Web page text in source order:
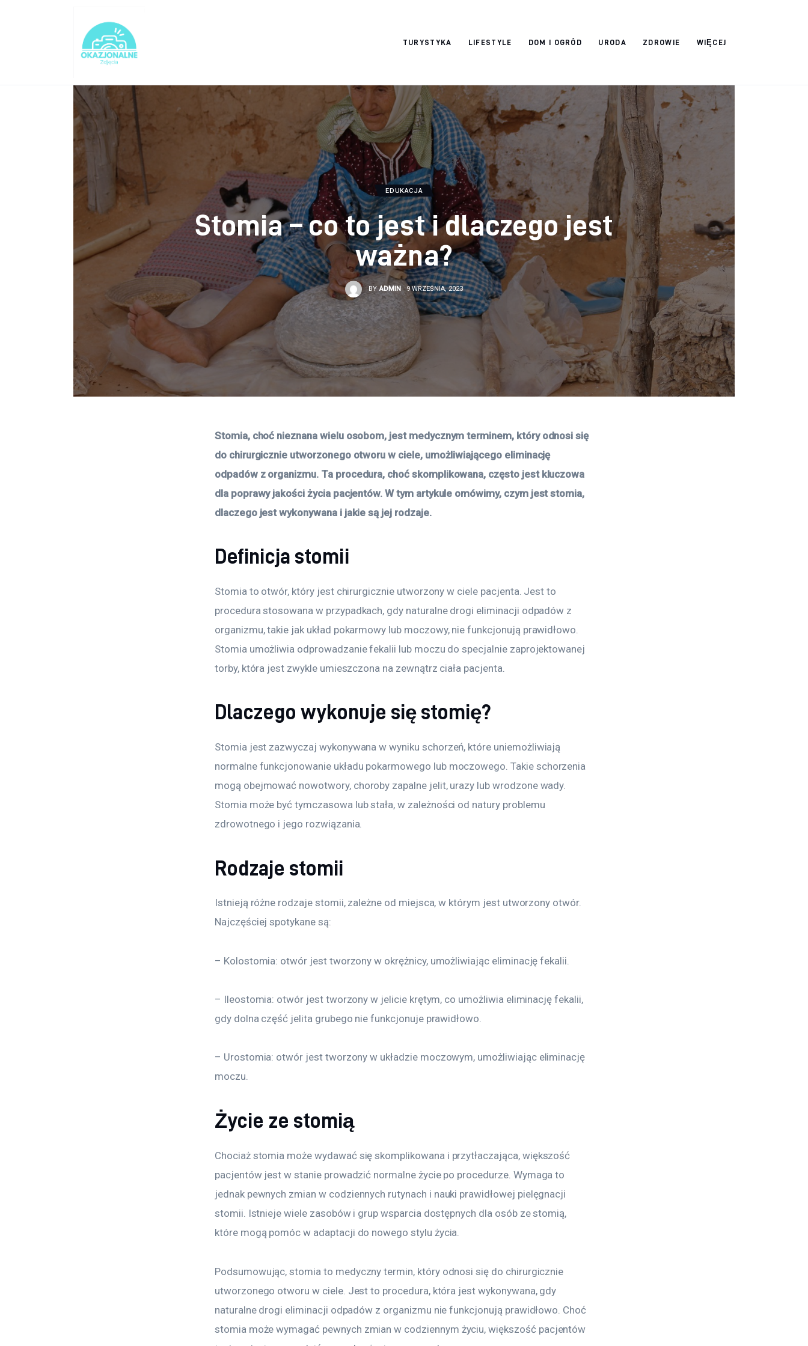
TURYSTYKA LIFESTYLE DOM I OGRÓD URODA ZDROWIE WIĘCEJ
okazjonalne-
EDUKACJA
Stomia – co to jest i dlaczego jest
ważna?
BY ADMIN 9 WRZEŚNIA, 2023
Stomia, choć nieznana wielu osobom, jest medycznym terminem, który odnosi się
do chirurgicznie utworzonego otworu w ciele, umożliwiającego eliminację
odpadów z organizmu. Ta procedura, choć skomplikowana, często jest kluczowa
dla poprawy jakości życia pacjentów. W tym artykule omówimy, czym jest stomia,
dlaczego jest wykonywana i jakie są jej rodzaje.
Definicja stomii
Stomia to otwór, który jest chirurgicznie utworzony w ciele pacjenta. Jest to
procedura stosowana w przypadkach, gdy naturalne drogi eliminacji odpadów z
organizmu, takie jak układ pokarmowy lub moczowy, nie funkcjonują prawidłowo.
Stomia umożliwia odprowadzanie fekalii lub moczu do specjalnie zaprojektowanej
torby, która jest zwykle umieszczona na zewnątrz ciała pacjenta.
Dlaczego wykonuje się stomię?
Stomia jest zazwyczaj wykonywana w wyniku schorzeń, które uniemożliwiają
normalne funkcjonowanie układu pokarmowego lub moczowego. Takie schorzenia
mogą obejmować nowotwory, choroby zapalne jelit, urazy lub wrodzone wady.
Stomia może być tymczasowa lub stała, w zależności od natury problemu
zdrowotnego i jego rozwiązania.
Rodzaje stomii
Istnieją różne rodzaje stomii, zależne od miejsca, w którym jest utworzony otwór.
Najczęściej spotykane są:
– Kolostomia: otwór jest tworzony w okrężnicy, umożliwiając eliminację fekalii.
– Ileostomia: otwór jest tworzony w jelicie krętym, co umożliwia eliminację fekalii,
gdy dolna część jelita grubego nie funkcjonuje prawidłowo.
– Urostomia: otwór jest tworzony w układzie moczowym, umożliwiając eliminację
moczu.
Życie ze stomią
Chociaż stomia może wydawać się skomplikowana i przytłaczająca, większość
pacjentów jest w stanie prowadzić normalne życie po procedurze. Wymaga to
jednak pewnych zmian w codziennych rutynach i nauki prawidłowej pielęgnacji
stomii. Istnieje wiele zasobów i grup wsparcia dostępnych dla osób ze stomią,
które mogą pomóc w adaptacji do nowego stylu życia.
Podsumowując, stomia to medyczny termin, który odnosi się do chirurgicznie
utworzonego otworu w ciele. Jest to procedura, która jest wykonywana, gdy
naturalne drogi eliminacji odpadów z organizmu nie funkcjonują prawidłowo. Choć
stomia może wymagać pewnych zmian w codziennym życiu, większość pacjentów